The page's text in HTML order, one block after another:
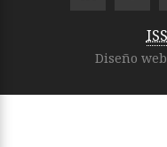
Diseño